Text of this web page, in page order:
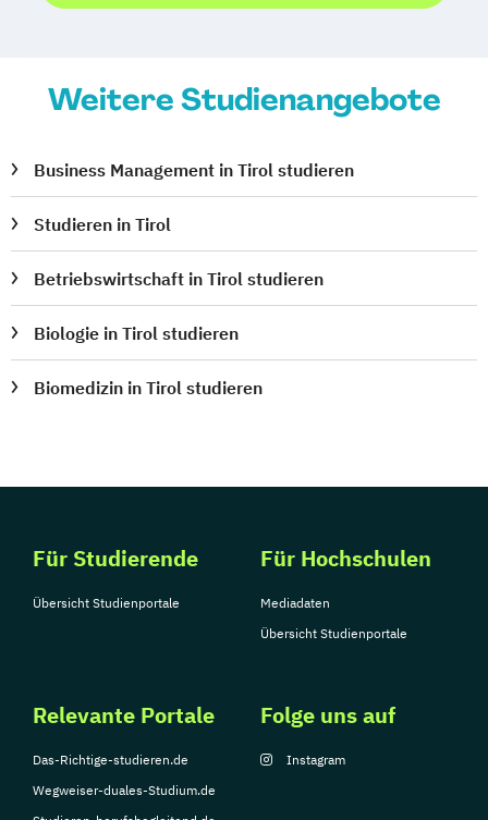
Weitere Studienangebote
Business Management in Tirol studieren
Studieren in Tirol
Betriebswirtschaft in Tirol studieren
Biologie in Tirol studieren
Biomedizin in Tirol studieren
Für Studierende
Übersicht Studienportale
Für Hochschulen
Mediadaten
Übersicht Studienportale
Relevante Portale
Das-Richtige-studieren.de
Wegweiser-duales-Studium.de
Folge uns auf
Instagram